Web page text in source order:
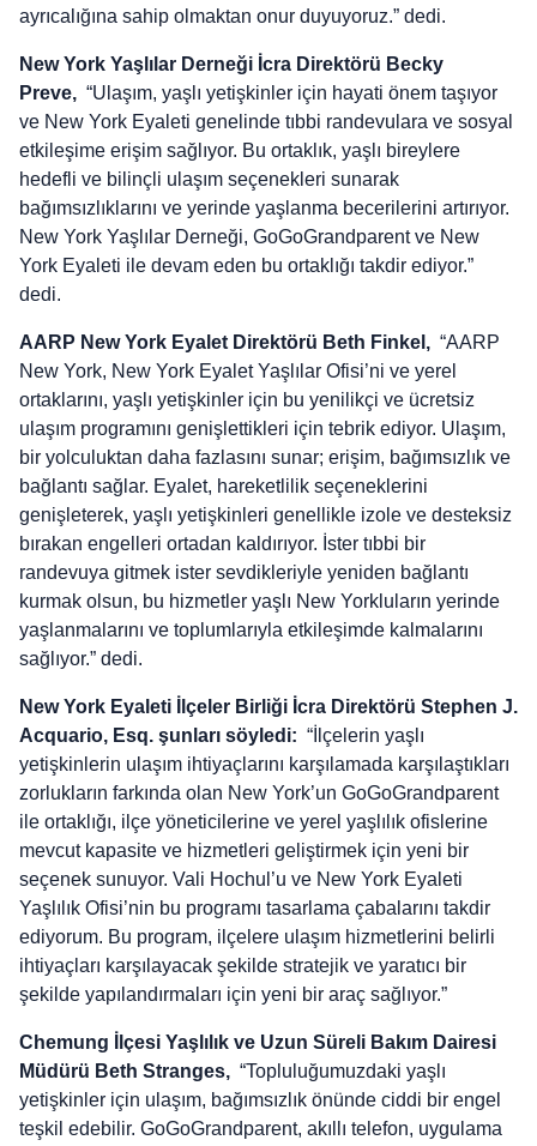
ayrıcalığına sahip olmaktan onur duyuyoruz.” dedi.
New York Yaşlılar Derneği İcra Direktörü Becky
Preve, “Ulaşım, yaşlı yetişkinler için hayati önem taşıyor
ve New York Eyaleti genelinde tıbbi randevulara ve sosyal
etkileşime erişim sağlıyor. Bu ortaklık, yaşlı bireylere
hedefli ve bilinçli ulaşım seçenekleri sunarak
bağımsızlıklarını ve yerinde yaşlanma becerilerini artırıyor.
New York Yaşlılar Derneği, GoGoGrandparent ve New
York Eyaleti ile devam eden bu ortaklığı takdir ediyor.”
dedi.
AARP New York Eyalet Direktörü Beth Finkel, “AARP
New York, New York Eyalet Yaşlılar Ofisi’ni ve yerel
ortaklarını, yaşlı yetişkinler için bu yenilikçi ve ücretsiz
ulaşım programını genişlettikleri için tebrik ediyor. Ulaşım,
bir yolculuktan daha fazlasını sunar; erişim, bağımsızlık ve
bağlantı sağlar. Eyalet, hareketlilik seçeneklerini
genişleterek, yaşlı yetişkinleri genellikle izole ve desteksiz
bırakan engelleri ortadan kaldırıyor. İster tıbbi bir
randevuya gitmek ister sevdikleriyle yeniden bağlantı
kurmak olsun, bu hizmetler yaşlı New Yorkluların yerinde
yaşlanmalarını ve toplumlarıyla etkileşimde kalmalarını
sağlıyor.” dedi.
New York Eyaleti İlçeler Birliği İcra Direktörü Stephen J.
Acquario, Esq. şunları söyledi: “İlçelerin yaşlı
yetişkinlerin ulaşım ihtiyaçlarını karşılamada karşılaştıkları
zorlukların farkında olan New York’un GoGoGrandparent
ile ortaklığı, ilçe yöneticilerine ve yerel yaşlılık ofislerine
mevcut kapasite ve hizmetleri geliştirmek için yeni bir
seçenek sunuyor. Vali Hochul’u ve New York Eyaleti
Yaşlılık Ofisi’nin bu programı tasarlama çabalarını takdir
ediyorum. Bu program, ilçelere ulaşım hizmetlerini belirli
ihtiyaçları karşılayacak şekilde stratejik ve yaratıcı bir
şekilde yapılandırmaları için yeni bir araç sağlıyor.”
Chemung İlçesi Yaşlılık ve Uzun Süreli Bakım Dairesi
Müdürü Beth Stranges, “Topluluğumuzdaki yaşlı
yetişkinler için ulaşım, bağımsızlık önünde ciddi bir engel
teşkil edebilir. GoGoGrandparent, akıllı telefon, uygulama